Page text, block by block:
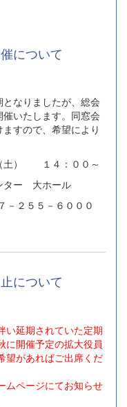
について
なりましたが、総会
いたします。同窓会
すので、希望により
） １４：００～
ー 大ホール
５５－６０００
について
い延期されていた定期
に開催予定の拡大役員
望があればご出席くだ
ムページにてお知らせ